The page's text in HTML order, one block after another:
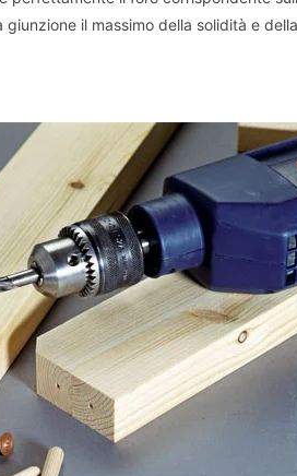
il massimo della solidità e